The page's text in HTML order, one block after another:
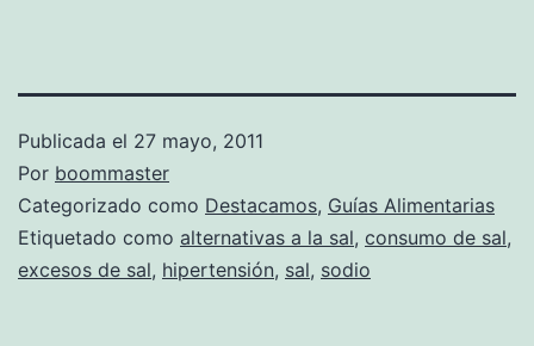
Publicada el 27 mayo, 2011
Por boommaster
Categorizado como Destacamos, Guías Alimentarias
Etiquetado como alternativas a la sal, consumo de sal,
excesos de sal, hipertensión, sal, sodio